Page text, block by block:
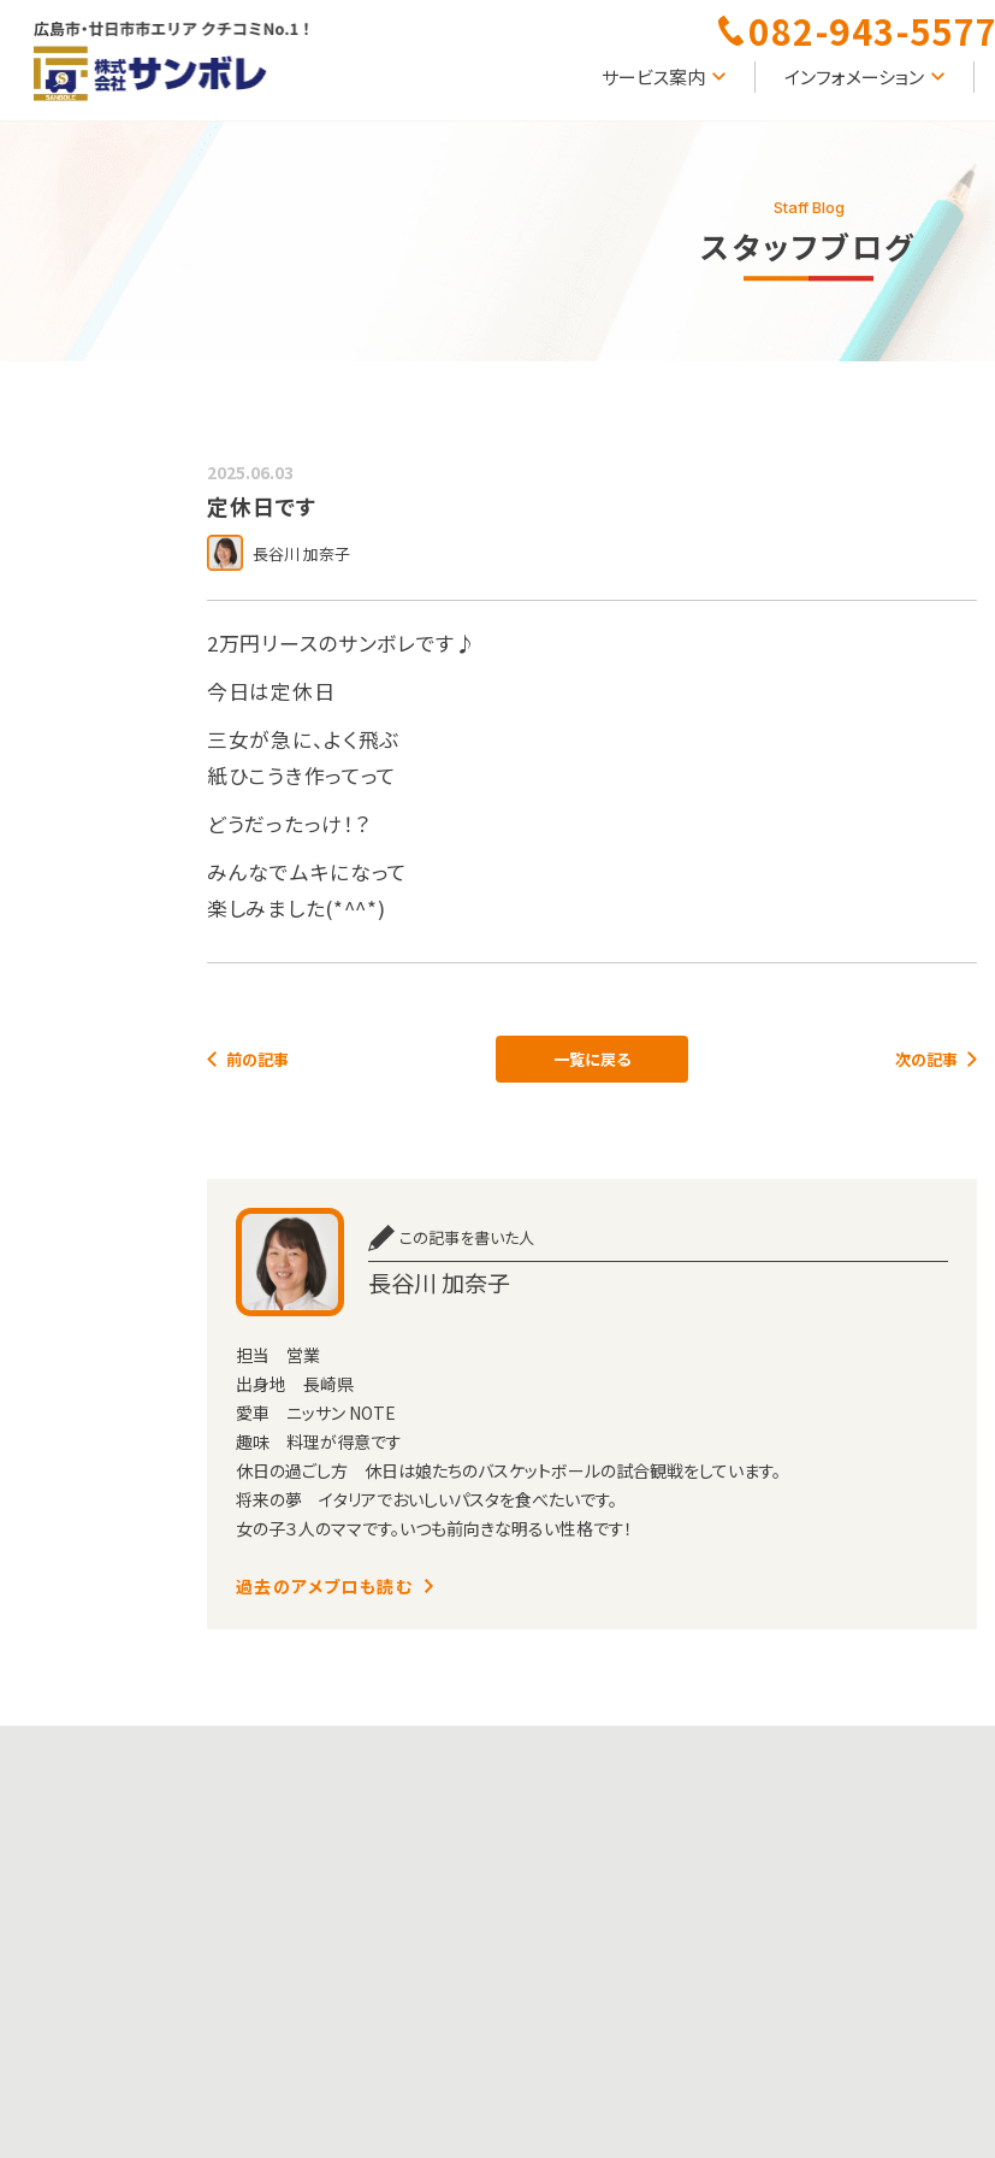
メインコンテンツにスキップする
082-943-5577
サービス案内 インフォメーション
Staff Blog
スタッフブログ
2025.06.03
定休日です
長谷川 加奈子
2万円リースのサンボレです♪
今日は定休日
三女が急に、よく飛ぶ
紙ひこうき作ってって
どうだったっけ！？
みんなでムキになって
楽しみました(*^^*)
前の記事 一覧に戻る 次の記事
この記事を書いた人
長谷川 加奈子
担当 営業
出身地 長崎県
愛車 ニッサン NOTE
趣味 料理が得意です
休日の過ごし方 休日は娘たちのバスケットボールの試合観戦をしています。
将来の夢 イタリアでおいしいパスタを食べたいです。
女の子３人のママです。いつも前向きな明るい性格です！
過去のアメブロも読む